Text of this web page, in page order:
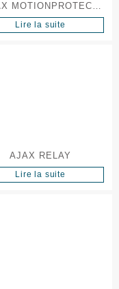
MOTIONPROTECT
PLUS
Lire la suite
AJAX RELAY
Lire la suite